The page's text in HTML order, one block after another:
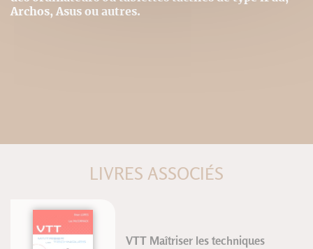
Archos, Asus ou autres.
LIVRES ASSOCIÉS
VTT Maîtriser les techniques